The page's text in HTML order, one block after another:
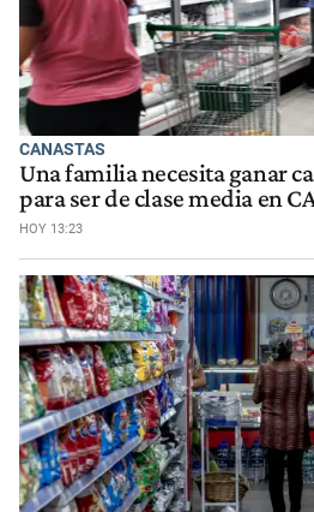
CANASTAS
Una familia necesita ganar
para ser de clase media en
HOY 13:23